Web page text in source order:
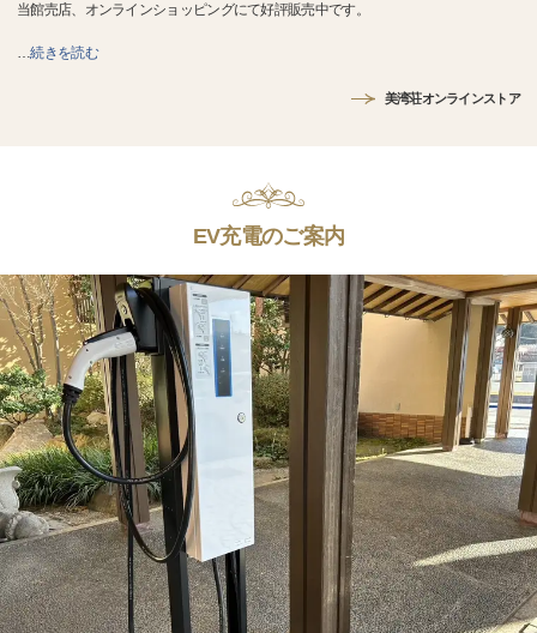
当館売店、オンラインショッピングにて好評販売中です。
…続きを読む
美湾荘オンラインストア
EV充電のご案内